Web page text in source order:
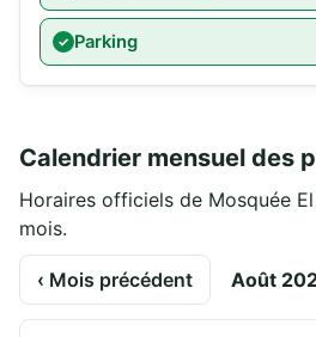
Parking
Calendrier mensuel des
Horaires officiels de Mosquée
mois.
‹ Mois précédent Août